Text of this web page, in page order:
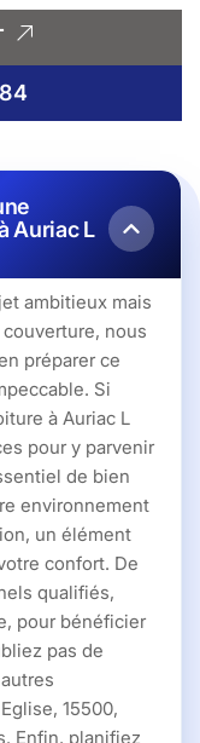
Auriac L
ambitieux mais
nous
préparer ce
Si
à Auriac L
pour y parvenir
de bien
environnement
un élément
confort. De
qualifiés,
pour bénéficier
pas de
15500,
Enfin, planifiez